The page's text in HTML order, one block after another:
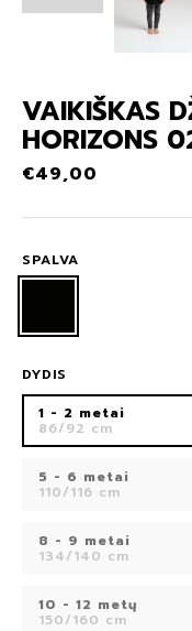
VAIKIŠKAS
HORIZONS
€49,00
SPALVA
DYDIS
1 - 2 metai
86/92 cm
5 - 6 metai
110/116 cm
8 - 9 metai
134/140 cm
10 - 12 metų
150/160 cm